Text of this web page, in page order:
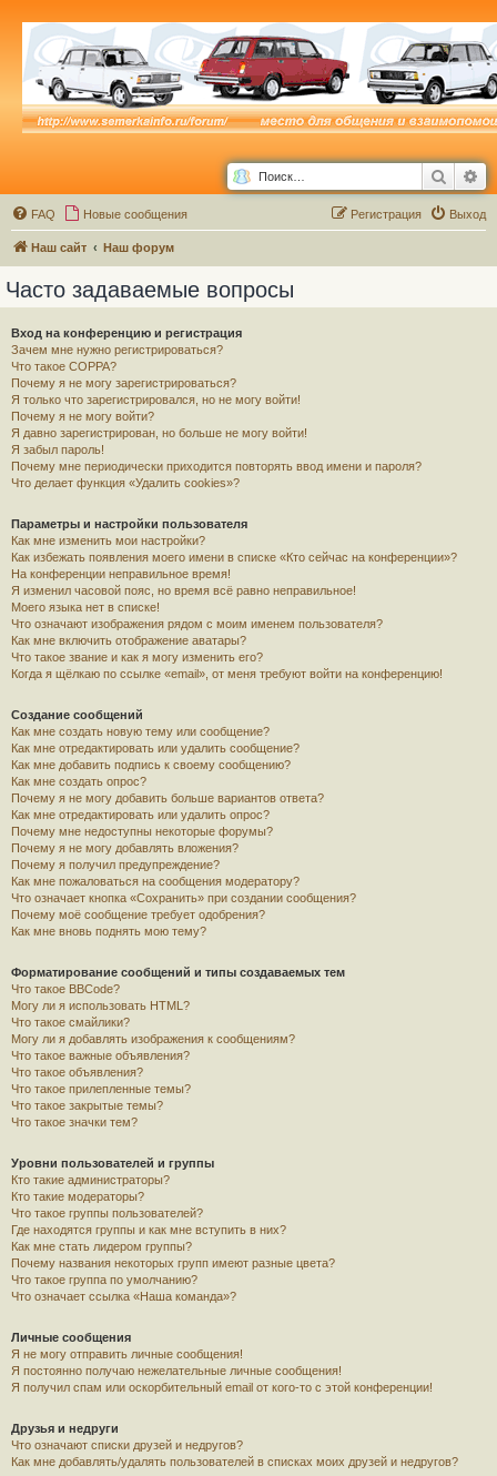
Поиск
FAQ Новые сообщения Выход
Регистрация
Наш сайт Наш форум
Часто задаваемые вопросы
Вход на конференцию и регистрация
Зачем мне нужно регистрироваться?
Что такое COPPA?
Почему я не могу зарегистрироваться?
Я только что зарегистрировался, но не могу войти!
Почему я не могу войти?
Я давно зарегистрирован, но больше не могу войти!
Я забыл пароль!
Почему мне периодически приходится повторять ввод имени и пароля?
Что делает функция «Удалить cookies»?
Параметры и настройки пользователя
Как мне изменить мои настройки?
Как избежать появления моего имени в списке «Кто сейчас на конференции»?
На конференции неправильное время!
Я изменил часовой пояс, но время всё равно неправильное!
Моего языка нет в списке!
Что означают изображения рядом с моим именем пользователя?
Как мне включить отображение аватары?
Что такое звание и как я могу изменить его?
Когда я щёлкаю по ссылке «email», от меня требуют войти на конференцию!
Создание сообщений
Как мне создать новую тему или сообщение?
Как мне отредактировать или удалить сообщение?
Как мне добавить подпись к своему сообщению?
Как мне создать опрос?
Почему я не могу добавить больше вариантов ответа?
Как мне отредактировать или удалить опрос?
Почему мне недоступны некоторые форумы?
Почему я не могу добавлять вложения?
Почему я получил предупреждение?
Как мне пожаловаться на сообщения модератору?
Что означает кнопка «Сохранить» при создании сообщения?
Почему моё сообщение требует одобрения?
Как мне вновь поднять мою тему?
Форматирование сообщений и типы создаваемых тем
Что такое BBCode?
Могу ли я использовать HTML?
Что такое смайлики?
Могу ли я добавлять изображения к сообщениям?
Что такое важные объявления?
Что такое объявления?
Что такое прилепленные темы?
Что такое закрытые темы?
Что такое значки тем?
Уровни пользователей и группы
Кто такие администраторы?
Кто такие модераторы?
Что такое группы пользователей?
Где находятся группы и как мне вступить в них?
Как мне стать лидером группы?
Почему названия некоторых групп имеют разные цвета?
Что такое группа по умолчанию?
Что означает ссылка «Наша команда»?
Личные сообщения
Я не могу отправить личные сообщения!
Я постоянно получаю нежелательные личные сообщения!
Я получил спам или оскорбительный email от кого-то с этой конференции!
Друзья и недруги
Что означают списки друзей и недругов?
Как мне добавлять/удалять пользователей в списках моих друзей и недругов?